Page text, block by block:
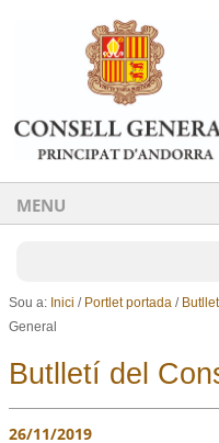
Ves al contingut.
Salta a la
MENU
Sou a: Inici / Portlet portada /
General
Butlletí del
26/11/2019